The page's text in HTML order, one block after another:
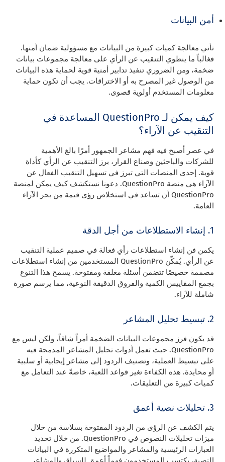
أمن البيانات
تأتي معالجة كميات كبيرة من البيانات مع مسؤولية ضمان أمنها.
فغالباً ما ينطوي التنقيب عن الرأي على معالجة مجموعات بيانات
ضخمة، ومن الضروري تنفيذ تدابير أمنية قوية لحماية هذه البيانات
من الوصول غير المصرح به أو الاختراقات. يجب أن تكون حماية
معلومات المستخدم أولوية قصوى.
كيف يمكن لـ QuestionPro المساعدة في
التنقيب عن الآراء؟
في عصر أصبح فيه فهم مشاعر الجمهور أمرًا بالغ الأهمية
للشركات والباحثين وصناع القرار، برز التنقيب عن الرأي كأداة
قوية. إحدى المنصات التي تبرز في تسهيل التنقيب الفعال عن
الآراء هي منصة QuestionPro. دعونا نستكشف كيف يمكن لمنصة
QuestionPro أن تساعد في استخلاص رؤى قيمة من بحر الآراء
العامة.
1. إنشاء الاستطلاعات من أجل الدقة
يكمن فن إنشاء استطلاعات رأي فعالة في صميم عملية التنقيب
عن الرأي. يُمكّن QuestionPro المستخدمين من إنشاء استطلاعات
مصممة خصيصًا تتضمن أسئلة مغلقة ومفتوحة. يسمح هذا التنوع
بجمع المقاييس الكمية والفروق الدقيقة النوعية، مما يرسم صورة
شاملة للآراء.
2. تبسيط تحليل المشاعر
قد يكون فرز مجموعات البيانات الضخمة أمراً شاقاً، ولكن ليس مع
QuestionPro. حيث تعمل أدوات تحليل المشاعر المدمجة فيه
على تبسيط العملية، وتصنيف الردود إلى مشاعر إيجابية أو سلبية
أو محايدة. هذه الكفاءة تغير قواعد اللعبة، خاصةً عند التعامل مع
كميات كبيرة من التعليقات.
3. تحليلات نصية أعمق
يتم الكشف عن الرؤى من الردود المفتوحة بسلاسة من خلال
ميزات تحليلات النصوص في QuestionPro. من خلال تحديد
العبارات الرئيسية والمشاعر والمواضيع المتكررة في البيانات